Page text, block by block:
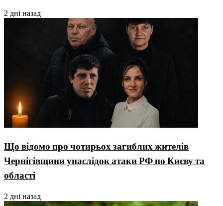
2 дні назад
Що відомо про чотирьох загиблих жителів
Чернігівщини унаслідок атаки РФ по Києву та
області
2 дні назад